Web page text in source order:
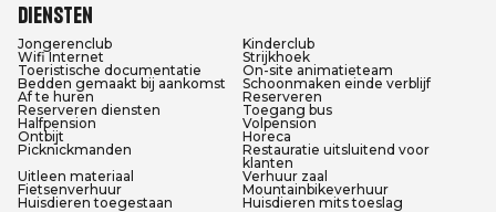
Diensten
Jongerenclub
Kinderclub
Wifi Internet
Strijkhoek
Toeristische documentatie
On-site animatieteam
Bedden gemaakt bij aankomst
Schoonmaken einde verblijf
Af te huren
Reserveren
Reserveren diensten
Toegang bus
Halfpension
Volpension
Ontbijt
Horeca
Picknickmanden
Restauratie uitsluitend voor
klanten
Uitleen materiaal
Verhuur zaal
Fietsenverhuur
Mountainbikeverhuur
Huisdieren toegestaan
Huisdieren mits toeslag